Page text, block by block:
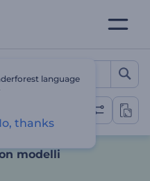
musicale
modelli
language
thanks